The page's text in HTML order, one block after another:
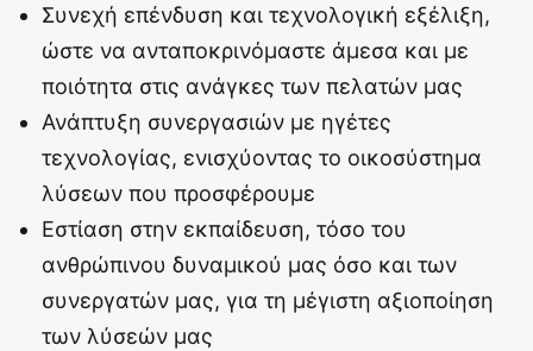
Συνεχή επένδυση και τεχνολογική εξέλιξη,
ώστε να ανταποκρινόμαστε άμεσα και με
ποιότητα στις ανάγκες των πελατών μας
Ανάπτυξη συνεργασιών με ηγέτες
τεχνολογίας, ενισχύοντας το οικοσύστημα
λύσεων που προσφέρουμε
Εστίαση στην εκπαίδευση, τόσο του
ανθρώπινου δυναμικού μας όσο και των
συνεργατών μας, για τη μέγιστη αξιοποίηση
των λύσεών μας